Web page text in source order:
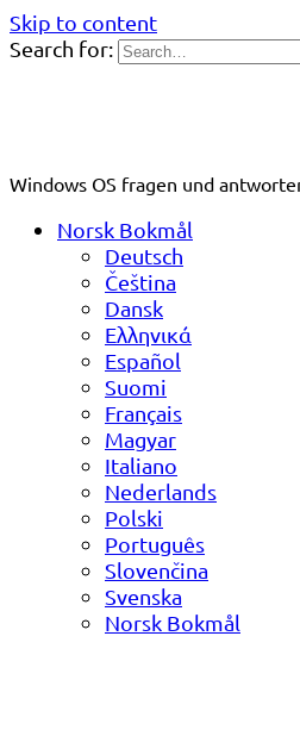
Skip to content
Search for:
Windows OS fragen und
Norsk Bokmål
Deutsch
Čeština
Dansk
Ελληνικά
Español
Suomi
Français
Magyar
Italiano
Nederlands
Polski
Português
Slovenčina
Svenska
Norsk Bokmål